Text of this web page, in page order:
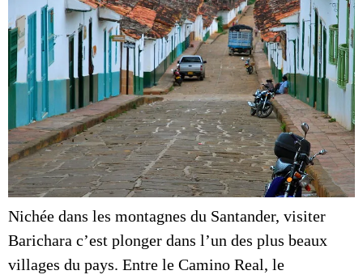
Nichée dans les montagnes du Santander, visiter
Barichara c’est plonger dans l’un des plus beaux
villages du pays. Entre le Camino Real, le